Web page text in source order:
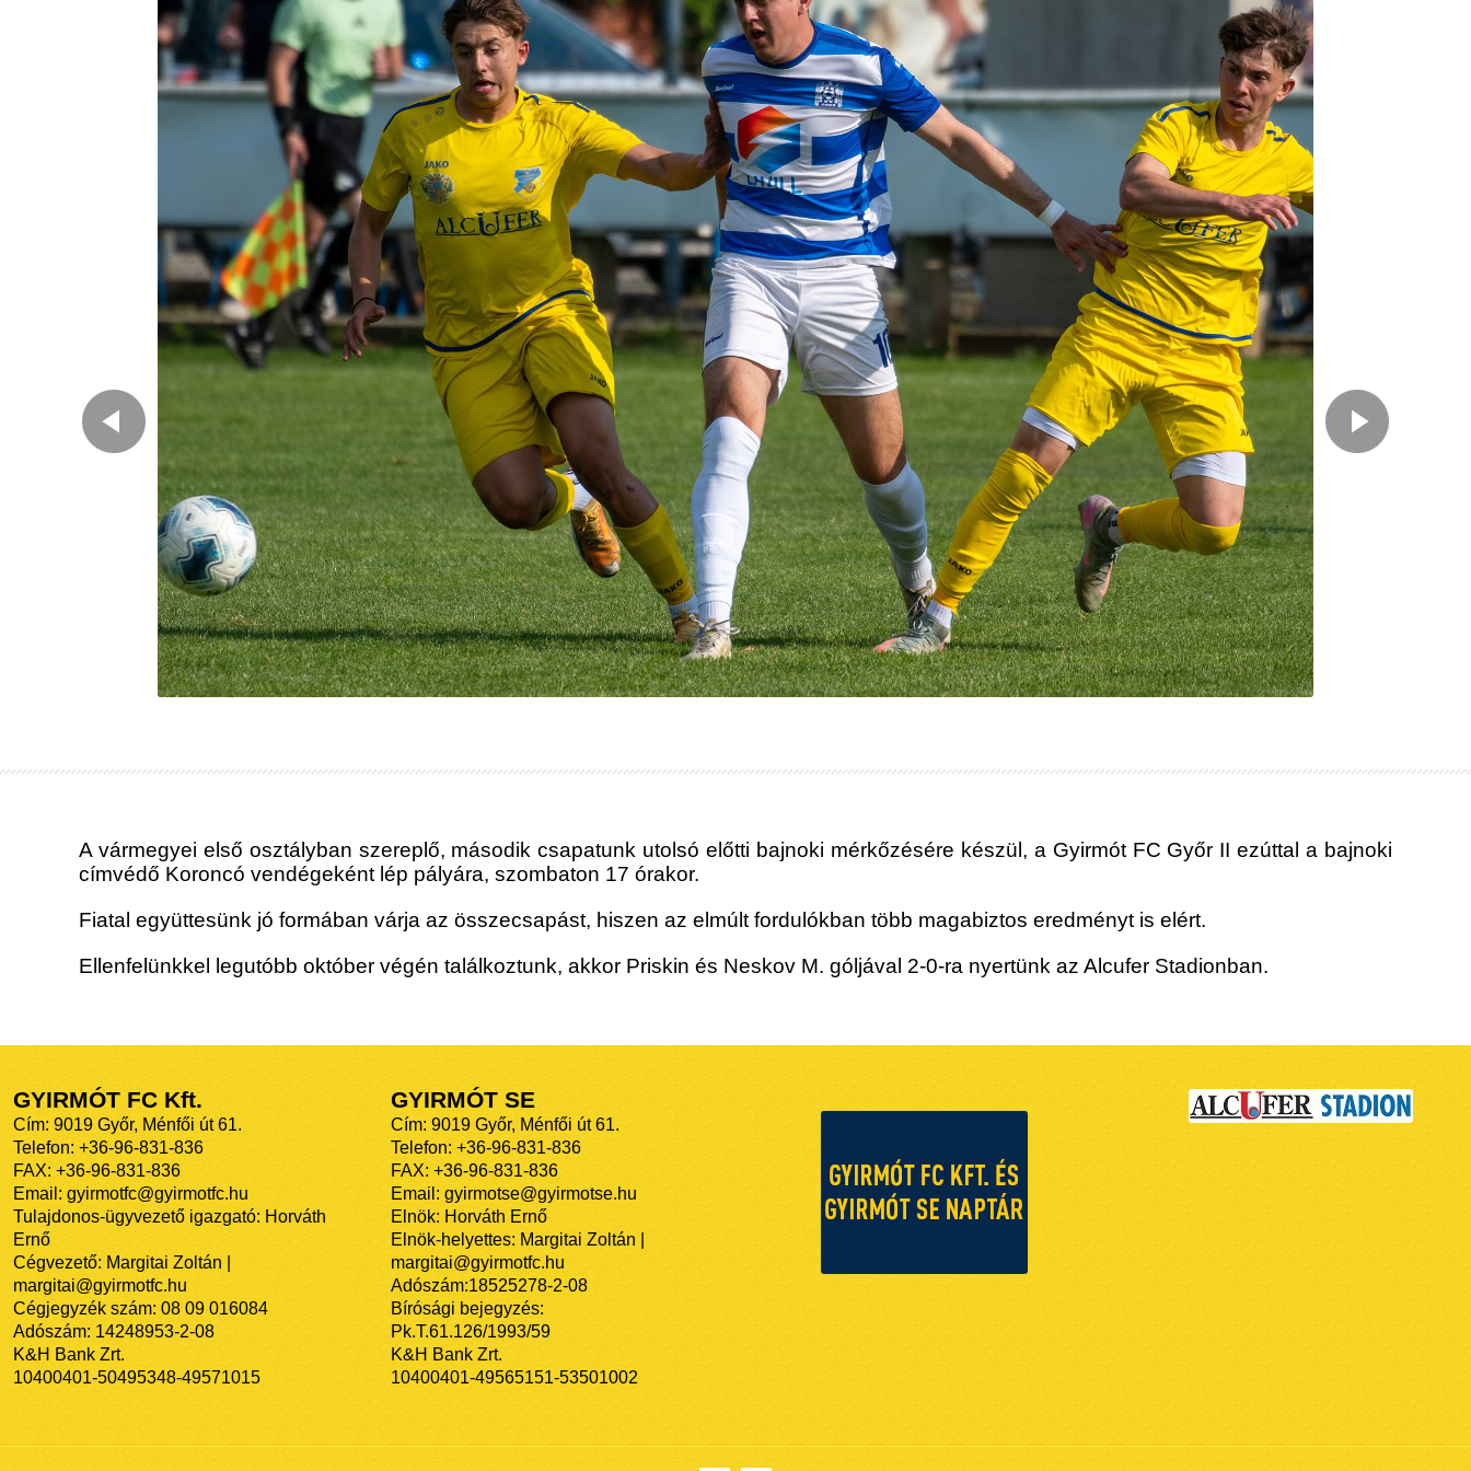
A vármegyei első osztályban szereplő, második csapatunk utolsó előtti bajnoki mérkőzésére készül, a Gyirmót FC Győr II ezúttal a bajnoki
címvédő Koroncó vendégeként lép pályára, szombaton 17 órakor.
Fiatal együttesünk jó formában várja az összecsapást, hiszen az elmúlt fordulókban több magabiztos eredményt is elért.
Ellenfelünkkel legutóbb október végén találkoztunk, akkor Priskin és Neskov M. góljával 2-0-ra nyertünk az Alcufer Stadionban.
GYIRMÓT FC Kft.
Cím: 9019 Győr, Ménfői út 61.
Telefon: +36-96-831-836
FAX: +36-96-831-836
Email: gyirmotfc@gyirmotfc.hu
Tulajdonos-ügyvezető igazgató: Horváth
Ernő
Cégvezető: Margitai Zoltán |
margitai@gyirmotfc.hu
Cégjegyzék szám: 08 09 016084
Adószám: 14248953-2-08
K&H Bank Zrt.
10400401-50495348-49571015
GYIRMÓT SE
Cím: 9019 Győr, Ménfői út 61.
Telefon: +36-96-831-836
FAX: +36-96-831-836
Email: gyirmotse@gyirmotse.hu
Elnök: Horváth Ernő
Elnök-helyettes: Margitai Zoltán |
margitai@gyirmotfc.hu
Adószám:18525278-2-08
Bírósági bejegyzés:
Pk.T.61.126/1993/59
K&H Bank Zrt.
10400401-49565151-53501002